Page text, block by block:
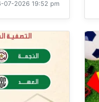
07-2026 19:52 pm